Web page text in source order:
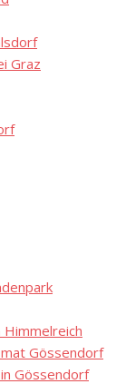
Graz
Gössendorf
Gössendorf